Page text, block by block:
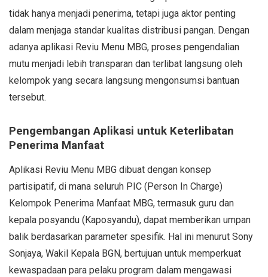
tidak hanya menjadi penerima, tetapi juga aktor penting
dalam menjaga standar kualitas distribusi pangan. Dengan
adanya aplikasi Reviu Menu MBG, proses pengendalian
mutu menjadi lebih transparan dan terlibat langsung oleh
kelompok yang secara langsung mengonsumsi bantuan
tersebut.
Pengembangan Aplikasi untuk Keterlibatan
Penerima Manfaat
Aplikasi Reviu Menu MBG dibuat dengan konsep
partisipatif, di mana seluruh PIC (Person In Charge)
Kelompok Penerima Manfaat MBG, termasuk guru dan
kepala posyandu (Kaposyandu), dapat memberikan umpan
balik berdasarkan parameter spesifik. Hal ini menurut Sony
Sonjaya, Wakil Kepala BGN, bertujuan untuk memperkuat
kewaspadaan para pelaku program dalam mengawasi